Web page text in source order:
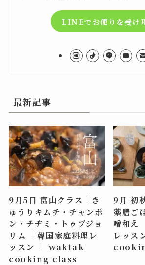
LINEでお便りを受け
最新記事
9月5日 富山クラス｜き
ゅうりキムチ・チャンポ
ン・チヂミ・トゥブジョ
リム ｜韓国家庭料理レ
ッスン ｜ waktak
cooking class
9月 初
薬膳ご
噌和え
レッ